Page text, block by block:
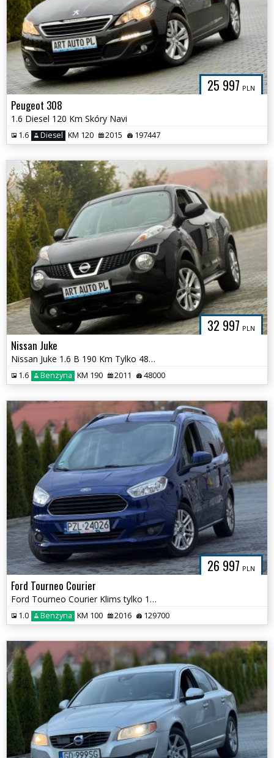
25 997 PLN
Peugeot 308
1.6 Diesel 120 Km Skóry Navi
1.6 Diesel KM 120 2015 197447
32 997 PLN
Nissan Juke
Nissan Juke 1.6 B 190 Km Tylko 48ooo km Pełna historia
1.6 Benzyna KM 190 2011 48000
26 997 PLN
Ford Tourneo Courier
Ford Tourneo Courier Klims tylko 129ooo km
1.0 Benzyna KM 100 2016 129700